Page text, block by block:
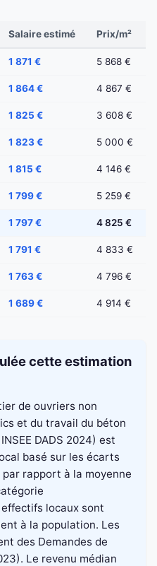
Salaire estimé Prix/m²
1 871 € 5 868 €
1 864 € 4 867 €
1 825 € 3 608 €
1 823 € 5 000 €
1 815 € 4 146 €
1 799 € 5 259 €
1 797 € 4 825 €
1 791 € 4 833 €
1 763 € 4 796 €
1 689 € 4 914 €
cette estimation
de ouvriers non
et du travail du béton
DADS 2024) est
basé sur les écarts
rapport à la moyenne
locaux sont
à la population. Les
des Demandes de
Le revenu médian